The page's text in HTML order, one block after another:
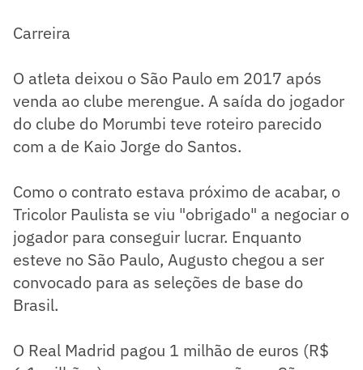
Carreira
O atleta deixou o São Paulo em 2017 após
venda ao clube merengue. A saída do jogador
do clube do Morumbi teve roteiro parecido
com a de Kaio Jorge do Santos.
Como o contrato estava próximo de acabar, o
Tricolor Paulista se viu "obrigado" a negociar o
jogador para conseguir lucrar. Enquanto
esteve no São Paulo, Augusto chegou a ser
convocado para as seleções de base do
Brasil.
O Real Madrid pagou 1 milhão de euros (R$